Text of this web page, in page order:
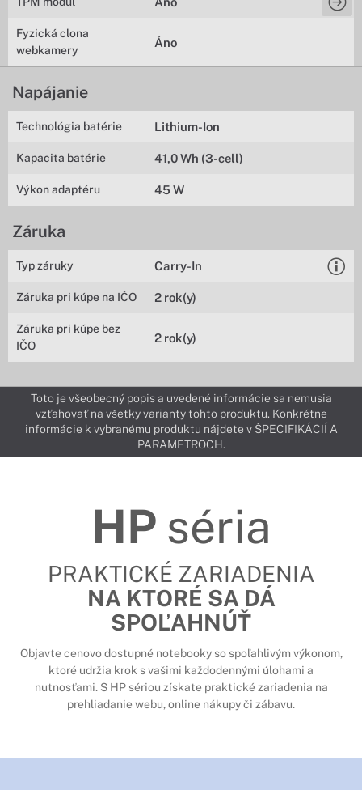
Fyzická clona
webkamery
Áno
Napájanie
Technológia batérie Lithium-Ion
Kapacita batérie 41,0 Wh (3-cell)
Výkon adaptéru 45 W
Záruka
Typ záruky Carry-In
Záruka pri kúpe na IČO 2 rok(y)
Záruka pri kúpe bez
IČO
2 rok(y)
Toto je všeobecný popis a uvedené informácie sa nemusia
vzťahovať na všetky varianty tohto produktu. Konkrétne
informácie k vybranému produktu nájdete v ŠPECIFIKÁCIÍ A
PARAMETROCH.
HP séria
PRAKTICKÉ ZARIADENIA
NA KTORÉ SA DÁ
SPOĽAHNÚŤ
Objavte cenovo dostupné notebooky so spoľahlivým výkonom,
ktoré udržia krok s vašimi každodennými úlohami a
nutnosťami. S HP sériou získate praktické zariadenia na
prehliadanie webu, online nákupy či zábavu.